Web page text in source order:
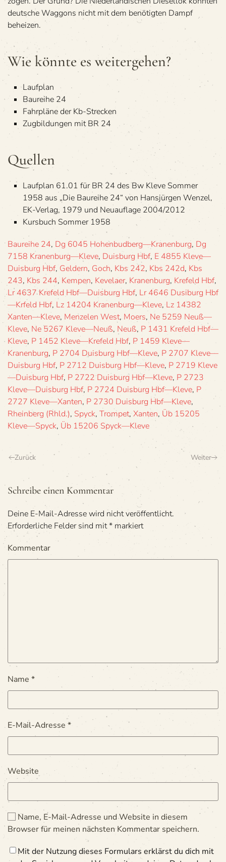
deut­sche Wag­gons nicht mit dem benö­tig­ten Dampf
beheizen.
Wie könnte es weitergehen?
Lauf­plan
Bau­reihe 24
Fahr­pläne der Kb-Strecken
Zug­bil­dun­gen mit BR 24
Quel­len
Lauf­plan 61.01 für BR 24 des Bw Kleve Som­mer
1958 aus „Die Bau­reihe 24“ von Hans­jür­gen Wen­zel,
EK-Ver­lag, 1979 und Neu­auf­lage 2004/2012
Kurs­buch Som­mer 1958
Baureihe 24, Dg 6045 Hohenbudberg—Kranenburg, Dg
7158 Kranenburg—Kleve, Duisburg Hbf, E 4855 Kleve—
Duisburg Hbf, Geldern, Goch, Kbs 242, Kbs 242d, Kbs
243, Kbs 244, Kempen, Kevelaer, Kranenburg, Krefeld Hbf,
Lr 4637 Krefeld Hbf—Duisburg Hbf, Lr 4646 Dusiburg Hbf
—Krfeld Hbf, Lz 14204 Kranenburg—Kleve, Lz 14382
Xanten—Kleve, Menzelen West, Moers, Ne 5259 Neuß—
Kleve, Ne 5267 Kleve—Neuß, Neuß, P 1431 Krefeld Hbf—
Kleve, P 1452 Kleve—Krefeld Hbf, P 1459 Kleve—
Kranenburg, P 2704 Duisburg Hbf—Kleve, P 2707 Kleve—
Duisburg Hbf, P 2712 Duisburg Hbf—Kleve, P 2719 Kleve
—Duisburg Hbf, P 2722 Duisburg Hbf—Kleve, P 2723
Kleve—Duisburg Hbf, P 2724 Duisburg Hbf—Kleve, P
2727 Kleve—Xanten, P 2730 Duisburg Hbf—Kleve,
Rheinberg (Rhld.), Spyck, Trompet, Xanten, Üb 15205
Kleve—Spyck, Üb 15206 Spyck—Kleve
Zurück Weiter
Schreibe einen Kommentar
Deine E-Mail-Adresse wird nicht veröffentlicht.
Erforderliche Felder sind mit* markiert
Kommentar
Name *
E-Mail-Adresse *
Website
Name, E-Mail-Adresse und Website in diesem
Browser für meinen nächsten Kommentar speichern.
Mit der Nutzung dieses Formulars erklärst du dich mit